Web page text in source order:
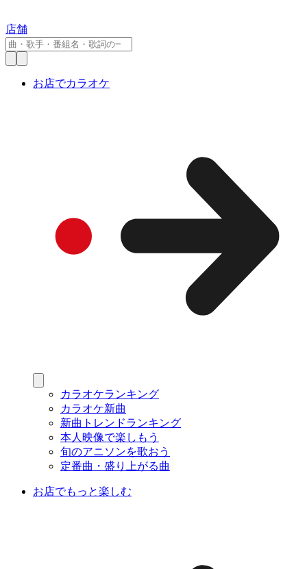
店舗
お店でカラオケ
カラオケランキング
カラオケ新曲
新曲トレンドランキング
本人映像で楽しもう
旬のアニソンを歌おう
定番曲・盛り上がる曲
お店でもっと楽しむ